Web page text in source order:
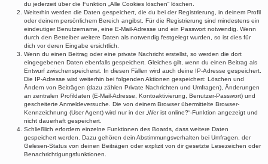
du jederzeit über die Funktion „Alle Cookies löschen“ löschen.
Weiterhin werden die Daten gespeichert, die du bei der Registrierung, in deinem Profil
oder deinem persönlichem Bereich angibst. Für die Registrierung sind mindestens ein
eindeutiger Benutzername, eine E-Mail-Adresse und ein Passwort notwendig. Wenn
durch den Betreiber weitere Daten als notwendig festgelegt wurden, so ist dies für
dich vor deren Eingabe ersichtlich.
Wenn du einen Beitrag oder eine private Nachricht erstellst, so werden die dort
eingegebenen Daten ebenfalls gespeichert. Gleiches gilt, wenn du einen Beitrag als
Entwurf zwischenspeicherst. In diesen Fällen wird auch deine IP-Adresse gespeichert.
Die IP-Adresse wird weiterhin bei folgenden Aktionen gespeichert: Löschen und
Ändern von Beiträgen (dazu zählen Private Nachrichten und Umfragen), Änderungen
an zentralen Profildaten (E-Mail-Adresse, Kontoaktivierung, Benutzer-Passwort) und
gescheiterte Anmeldeversuche. Die von deinem Browser übermittelte Browser-
Kennzeichnung (User Agent) wird nur in der „Wer ist online?“-Funktion angezeigt und
nicht dauerhaft gespeichert.
Schließlich erfordern einzelne Funktionen des Boards, dass weitere Daten
gespeichert werden. Dazu gehören dein Abstimmungsverhalten bei Umfragen, der
Gelesen-Status von deinen Beiträgen oder explizit von dir gesetzte Lesezeichen oder
Benachrichtigungsfunktionen.